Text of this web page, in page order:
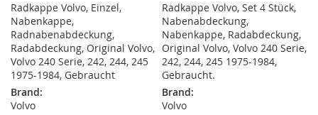
Radkappe Volvo, Einzel,
Nabenkappe,
Radnabenabdeckung,
Radabdeckung, Original Volvo,
Volvo 240 Serie, 242, 244, 245
1975-1984, Gebraucht
Brand:
Volvo
Radkappe Volvo, Set 4 Stück,
Nabenabdeckung,
Nabenkappe, Radabdeckung,
Original Volvo, Volvo 240 Serie,
242, 244, 245 1975-1984,
Gebraucht.
Brand:
Volvo